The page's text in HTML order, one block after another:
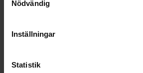
Nödvändig
Inställningar
Statistik